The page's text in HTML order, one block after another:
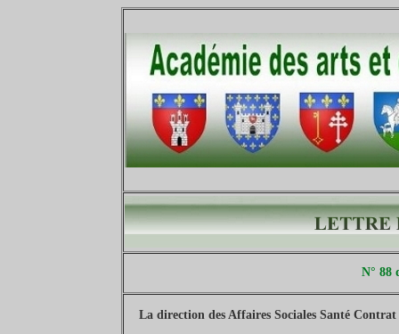
N° 88
La direction des Affaires Sociales Santé